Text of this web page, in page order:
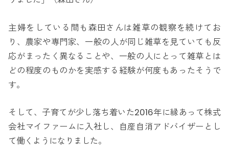
主婦をしている間も森田さんは雑草の観察を続けてお
り、農家や専門家、一般の人が同じ雑草を見ていても反
応がまったく異なることや、一般の人にとって雑草とは
どの程度のものかを実感する経験が何度もあったそうで
す。
そして、子育てが少し落ち着いた2016年に縁あって株式
会社マイファームに入社し、自産自消アドバイザーとし
て働くようになりました。